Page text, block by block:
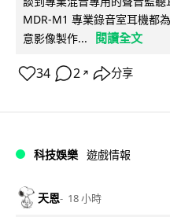
MDR-M1 專業錄音室耳機都
意影像製作...
閱讀全文
34 2 ↗ 分享
科技娛樂 遊戲情報
天恩 18 小時